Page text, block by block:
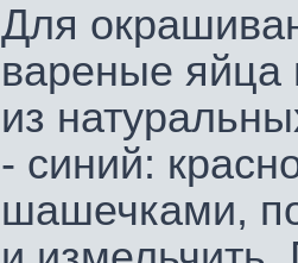
Для
вареные яйца
из
- синий:
шашечками,